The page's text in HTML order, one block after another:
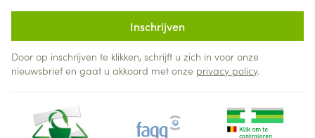
Inschrijven
Door op inschrijven te klikken, schrijft u zich in voor onze
nieuwsbrief en gaat u akkoord met onze privacy policy.